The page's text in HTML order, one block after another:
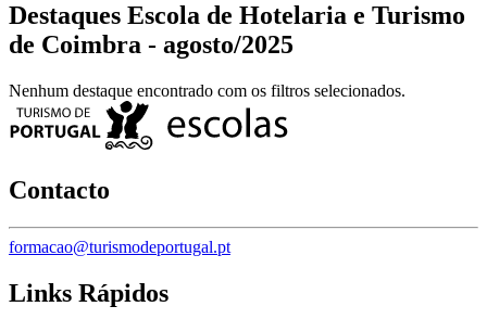
Destaques Escola de Hotelaria e Turismo
de Coimbra - agosto/2025
Nenhum destaque encontrado com os filtros selecionados.
Contacto
formacao@turismodeportugal.pt
Links Rápidos